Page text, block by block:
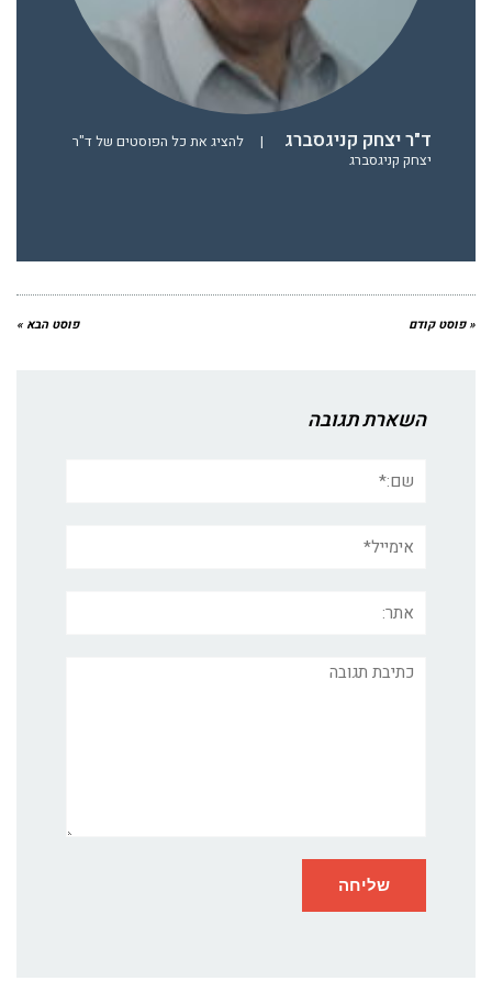
ד"ר יצחק קניגסברג |
להציג את כל הפוסטים של ד"ר
יצחק קניגסברג
« פוסט קודם פוסט הבא »
השארת תגובה
תגובה